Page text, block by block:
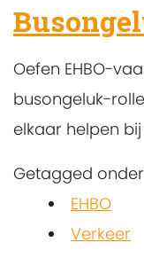
Oefen EHBO-
busongeluk-
elkaar helpen
Getagged onder
EHBO
Verkeer